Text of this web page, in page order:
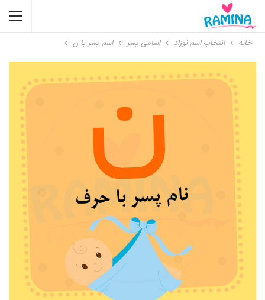
خانه انتخاب اسم نوزاد اسامی پسر اسم پسر با ن